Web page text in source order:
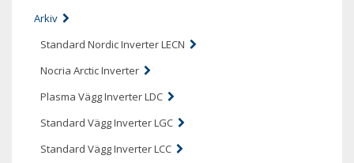
Arkiv
Standard Nordic Inverter LECN
Nocria Arctic Inverter
Plasma Vägg Inverter LDC
Standard Vägg Inverter LGC
Standard Vägg Inverter LCC